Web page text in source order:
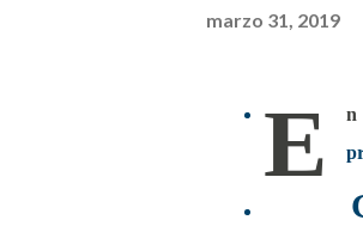
marzo 31, 2019
E
n